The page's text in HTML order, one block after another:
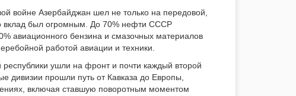
войне Азербайджан шел не только на передовой,
вклад был огромным. До 70% нефти СССР
авиационного бензина и смазочных материалов
работой авиации и техники.
ушли на фронт и почти каждый второй
дивизии прошли путь от Кавказа до Европы,
включая ставшую поворотным моментом